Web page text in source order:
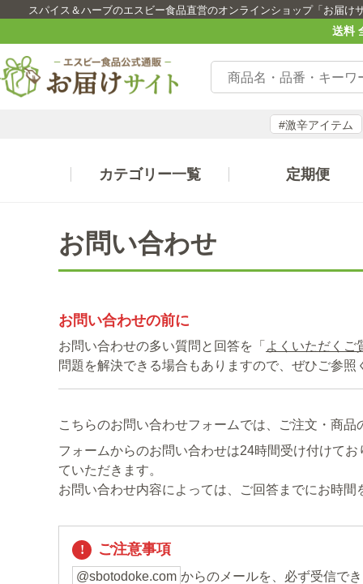
スパイス＆ハーブのエスビー食品直営のオンラインショップ「お届け
送料
#激辛アイテム
カテゴリー一覧 定期便
お問い合わせ
お問い合わせの前に
お問い合わせの多い質問と回答を「 よくいただくご
問題を解決できる場合もありますので、ぜひご参照
こちらのお問い合わせフォームでは、ご注文・商
フォームからのお問い合わせは24時間受け付けて
ていただきます。
お問い合わせ内容によっては、ご回答までにお時間
ご注意事項
@sbotodoke.com からのメールを、必ず受信で